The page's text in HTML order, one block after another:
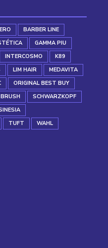
BARBER LINE
GAMMA PIU
INTERCOSMO
K89
LIM HAIR
MEDAVITA
ORIGINAL BEST BUY
SCHWARZKOPF
TUFT
WAHL